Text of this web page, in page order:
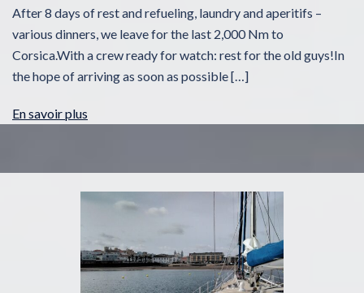
After 8 days of rest and refueling, laundry and aperitifs –
various dinners, we leave for the last 2,000 Nm to
Corsica.With a crew ready for watch: rest for the old guys!In
the hope of arriving as soon as possible […]
En savoir plus